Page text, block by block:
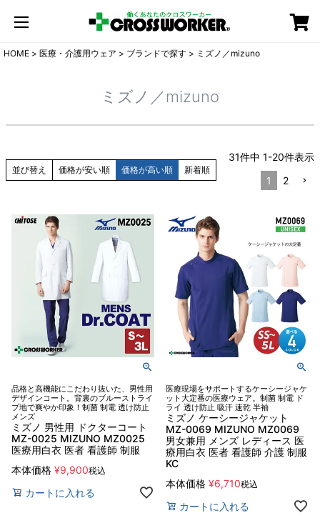
HOME 医療・介護用ウェア ブランドで探す ミズノ／mizuno
ミズノ／mizuno
並び替え 価格が安い順 価格が高い順 新着順
31件中 1-20件表示
1
2
品格と高機能にこだわり抜いた、男性用
デザインコート。背裏のブルーストライ
プ地で爽やか印象！制菌 制電 透け防止
メンズ
ミズノ 男性用 ドクターコート
MZ-0025 MIZUNO MZ0025
医療用白衣 医者 看護師 制服
本体価格 ¥9,900税込
カートに入れる
医療現場をサポートするケーシージャケ
ット大定番の医療ウェア。制菌 制電 ド
ライ 透け防止 吸汗 速乾 半袖
ミズノ ケーシージャケット
MZ-0069 MIZUNO MZ0069
男女兼用 メンズ レディース 医
療用白衣 医者 看護師 介護 制服
KC
本体価格 ¥6,710税込
カートに入れる